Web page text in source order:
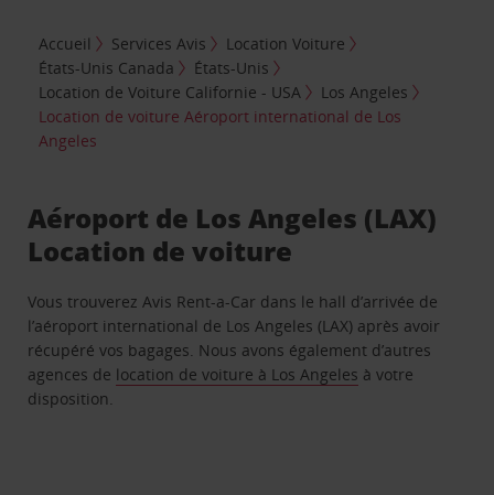
Accueil Services Avis
Location Voiture
États-Unis Canada
États-Unis
Location de Voiture Californie - USA
Los Angeles
Location de voiture Aéroport international de Los
Angeles
Aéroport de Los Angeles (LAX)
Location de voiture
Vous trouverez Avis Rent-a-Car dans le hall d’arrivée de
l’aéroport international de Los Angeles (LAX) après avoir
récupéré vos bagages. Nous avons également d’autres
agences de location de voiture à Los Angeles à votre
disposition.